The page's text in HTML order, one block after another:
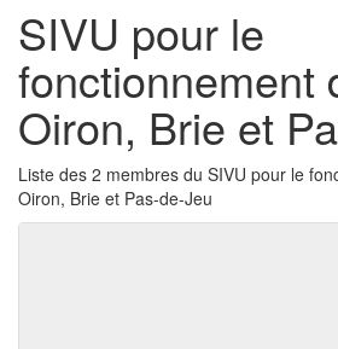
SIVU pour le
fonctionnement
Oiron, Brie et
Liste des 2 membres du SIVU pour le
Oiron, Brie et Pas-de-Jeu